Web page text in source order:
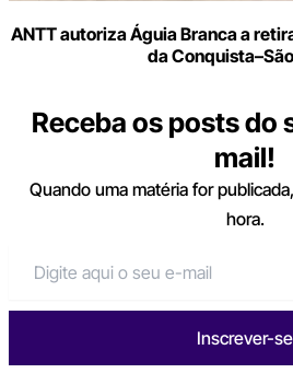
ANTT autoriza Águia Branca a
da
Receba os posts do
mail!
Quando uma matéria for
hora.
Inscrever-se